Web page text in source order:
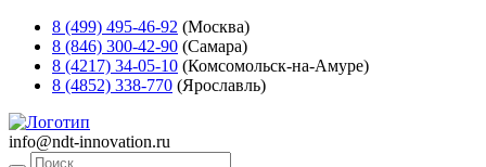
8 (499) 495-46-92 (Москва)
8 (846) 300-42-90 (Самара)
8 (4217) 34-05-10 (Комсомольск-на-Амуре)
8 (4852) 338-770 (Ярославль)
info@ndt-innovation.ru